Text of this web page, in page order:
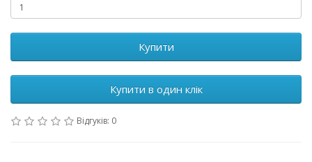
Купити
Купити в один клік
Відгуків: 0